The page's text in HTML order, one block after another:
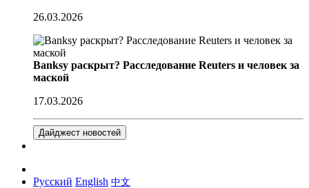
26.03.2026
Banksy раскрыт? Расследование Reuters и человек за
маской
17.03.2026
Дайджест новостей
Русский English 中文